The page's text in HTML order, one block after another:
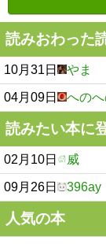
読みおわった
10月31日 やま
04月09日 への
読みたい本に
02月10日 威
09月26日 396ay
人気の本